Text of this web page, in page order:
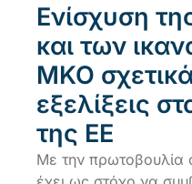
Ενίσχυση
και των
ΜΚΟ σχετικά
εξελίξεις
της ΕΕ
Με την πρωτοβουλία